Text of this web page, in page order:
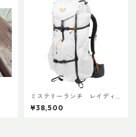
ミステリーランチ レイディ
ックス47
¥38,500